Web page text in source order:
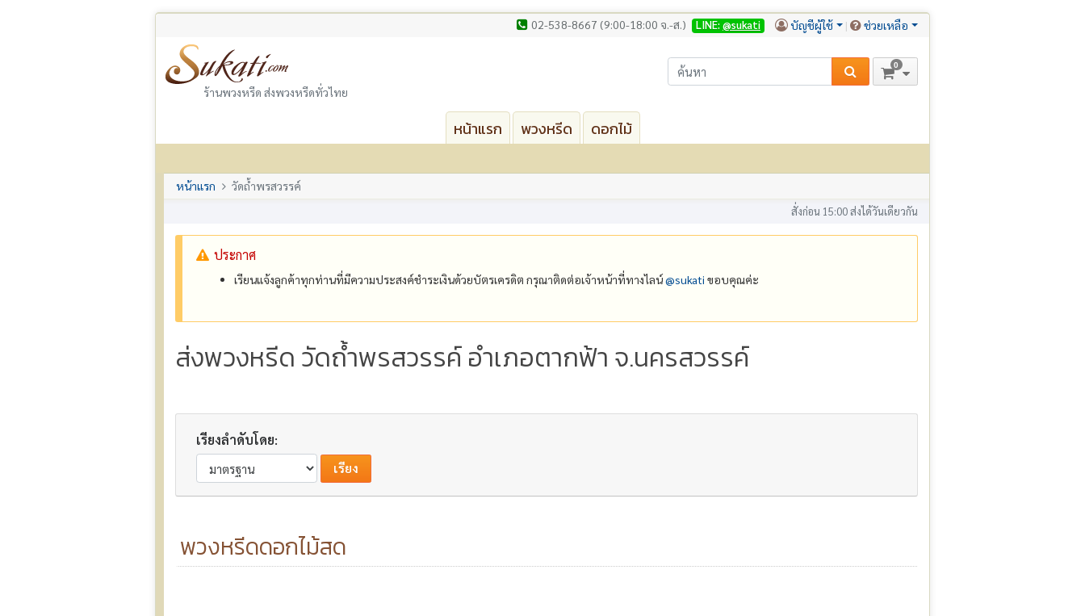
02-538-8667 (9:00-18:00 จ.-ส.) LINE:@sukati บัญชีผู้ใช้ ช่วยเหลือ
ร้านพวงหรีด ส่งพวงหรีดทั่วไทย
0
หน้าแรก พวงหรีด ดอกไม้
หน้าแรก วัดถ้ำพรสวรรค์
สั่งก่อน 15:00 ส่งได้วันเดียวกัน
ประกาศ
เรียนแจ้งลูกค้าทุกท่านที่มีความประสงค์ชำระเงินด้วยบัตรเครดิต กรุณาติดต่อเจ้าหน้าที่ทางไลน์@‌sukati ขอบคุณค่ะ
ส่งพวงหรีด วัดถ้ำพรสวรรค์ อำเภอตากฟ้า จ.นครสวรรค์
เรียงลำดับโดย:
พวงหรีดดอกไม้สด